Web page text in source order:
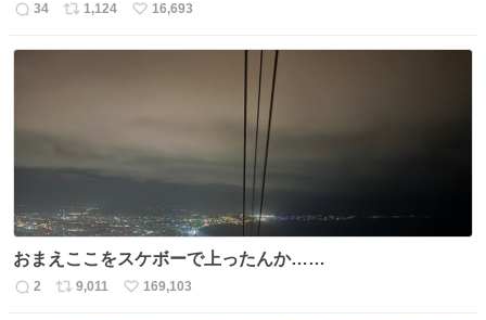
返
34
リ
1,124
い
16,693
おまえここをスケボーで上ったんか……
返
2
リ
9,011
い
169,103